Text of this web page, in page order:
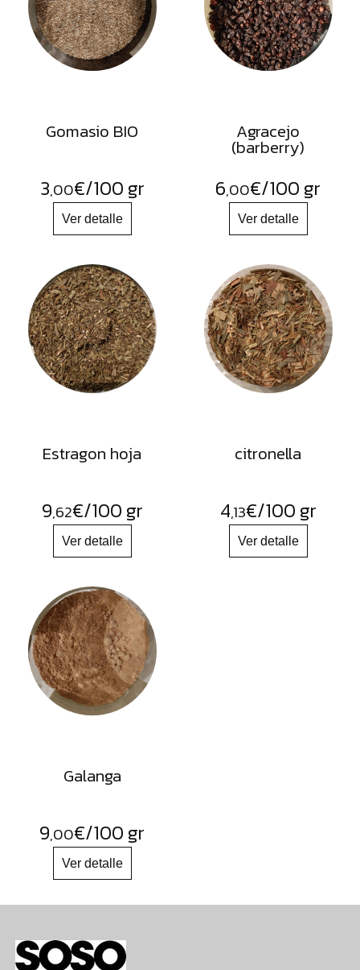
DESHIDRATADOS
Gomasio BIO
3,00€/100 gr
Agracejo
(barberry)
6,00€/100 gr
Estragon hoja
9,62€/100 gr
citronella
4,13€/100 gr
Galanga
9,00€/100 gr